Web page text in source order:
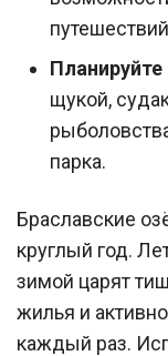
щукой,
парка.
Браславские
круглый год.
зимой царят
жилья и
каждый раз.